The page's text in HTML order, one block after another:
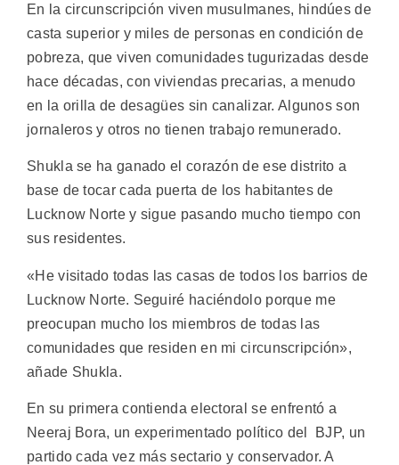
En la circunscripción viven musulmanes, hindúes de
casta superior y miles de personas en condición de
pobreza, que viven comunidades tugurizadas desde
hace décadas, con viviendas precarias, a menudo
en la orilla de desagües sin canalizar. Algunos son
jornaleros y otros no tienen trabajo remunerado.
Shukla se ha ganado el corazón de ese distrito a
base de tocar cada puerta de los habitantes de
Lucknow Norte y sigue pasando mucho tiempo con
sus residentes.
«He visitado todas las casas de todos los barrios de
Lucknow Norte. Seguiré haciéndolo porque me
preocupan mucho los miembros de todas las
comunidades que residen en mi circunscripción»,
añade Shukla.
En su primera contienda electoral se enfrentó a
Neeraj Bora, un experimentado político del BJP, un
partido cada vez más sectario y conservador. A